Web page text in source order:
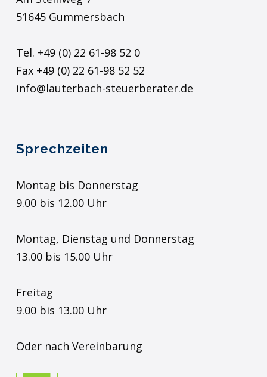
51645 Gummersbach
Tel. +49 (0) 22 61-98 52 0
Fax +49 (0) 22 61-98 52 52
info@lauterbach-steuerberater.de
Sprechzeiten
Montag bis Donnerstag
9.00 bis 12.00 Uhr
Montag, Dienstag und Donnerstag
13.00 bis 15.00 Uhr
Freitag
9.00 bis 13.00 Uhr
Oder nach Vereinbarung